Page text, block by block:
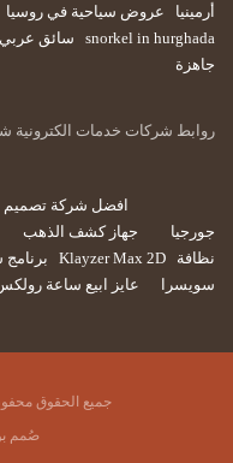
أرمينيا
عروض سياحية في روسيا
snorkel in hurghada
سائق عربي
جاهزة
روابط شركات خدمات الكترونية
افضل شركة تصميم
جورجيا
جهاز كشف الذهب
نظافة
Klayzer Max 2D
سويسرا
عايز ابيع ساعة
جميع الحقوق محفوظة © 2026 -
صُمم